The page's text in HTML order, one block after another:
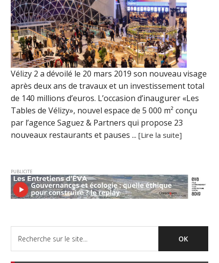
Vélizy 2 a dévoilé le 20 mars 2019 son nouveau visage
après deux ans de travaux et un investissement total
de 140 millions d’euros. L’occasion d’inaugurer «Les
Tables de Vélizy», nouvel espace de 5 000 m² conçu
par l’agence Saguez & Partners qui propose 23
nouveaux restaurants et pauses ...[Lire la suite]
PUBLICITE